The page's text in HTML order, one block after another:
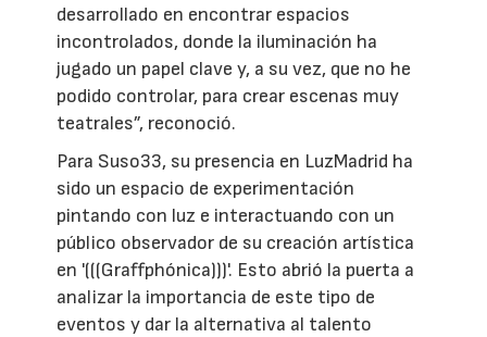
desarrollado en encontrar espacios
incontrolados, donde la iluminación ha
jugado un papel clave y, a su vez, que no he
podido controlar, para crear escenas muy
teatrales”, reconoció.
Para Suso33, su presencia en LuzMadrid ha
sido un espacio de experimentación
pintando con luz e interactuando con un
público observador de su creación artística
en '(((Graffphónica)))'. Esto abrió la puerta a
analizar la importancia de este tipo de
eventos y dar la alternativa al talento